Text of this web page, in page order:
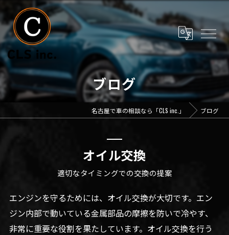
ブログ
名古屋で車の相談なら「CLS inc.」 ブログ
オイル交換
適切なタイミングでの交換の提案
エンジンを守るためには、オイル交換が大切です。エン
ジン内部で動いている金属部品の摩擦を防いで冷やす、
非常に重要な役割を果たしています。オイル交換を行う